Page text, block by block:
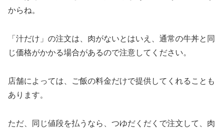
からね。
「汁だけ」の注文は、肉がないとはいえ、通常の牛丼と同
じ価格がかかる場合があるので注意してください。
店舗によっては、ご飯の料金だけで提供してくれることも
あります。
ただ、同じ値段を払うなら、つゆだくだくで注文して、肉